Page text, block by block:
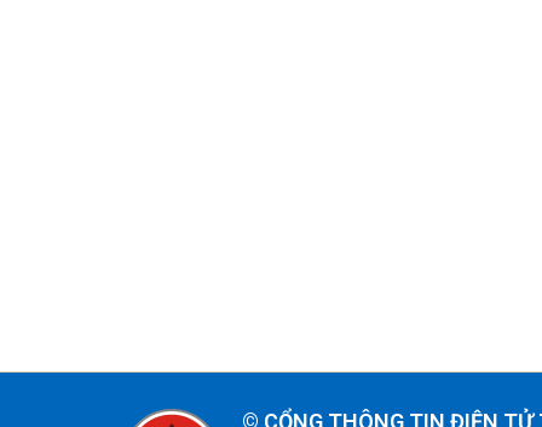
© CỔNG THÔNG TIN ĐIỆN